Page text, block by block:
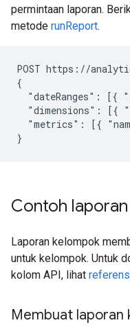
permintaan laporan.
metode runReport.
POST https://
{
"dateRanges": [{
"dimensions": [{
"metrics": [{
Contoh
Laporan kelompok
untuk kelompok. Untuk
kolom API, lihat
Membuat laporan